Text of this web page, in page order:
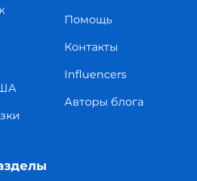
Помощь
Контакты
Influencers
Авторы блога